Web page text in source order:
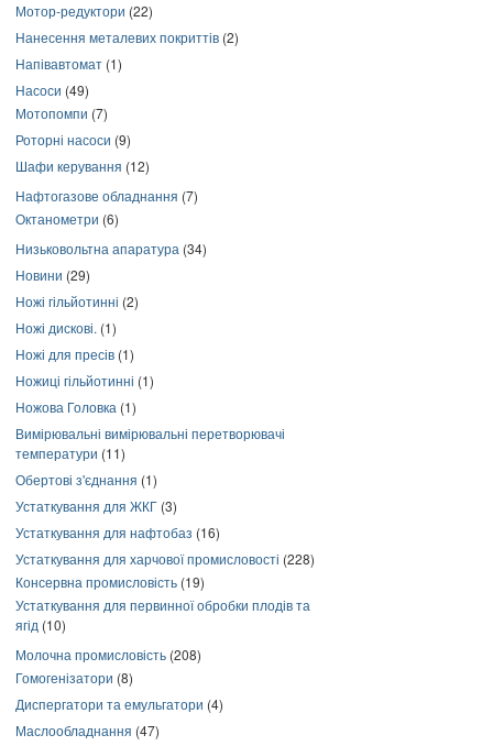
Мотор-редуктори (22)
Нанесення металевих покриттів (2)
Напівавтомат (1)
Насоси (49)
Мотопомпи (7)
Роторні насоси (9)
Шафи керування (12)
Нафтогазове обладнання (7)
Октанометри (6)
Низьковольтна апаратура (34)
Новини (29)
Ножі гільйотинні (2)
Ножі дискові. (1)
Ножі для пресів (1)
Ножиці гільйотинні (1)
Ножова Головка (1)
Вимірювальні вимірювальні перетворювачі
температури (11)
Обертові з'єднання (1)
Устаткування для ЖКГ (3)
Устаткування для нафтобаз (16)
Устаткування для харчової промисловості (228)
Консервна промисловість (19)
Устаткування для первинної обробки плодів та
ягід (10)
Молочна промисловість (208)
Гомогенізатори (8)
Диспергатори та емульгатори (4)
Маслообладнання (47)